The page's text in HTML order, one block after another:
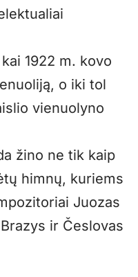
1922 m. kovo
o iki tol
vienuolyno
žino ne tik kaip
himnų, kuriems
Juozas
ir Česlovas